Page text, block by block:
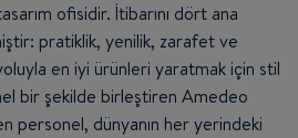
ofisidir. İtibarını dört ana
pratiklik, yenilik, zarafet ve
en iyi ürünleri yaratmak için stil
bir şekilde birleştiren Amedeo
personel, dünyanın her yerindeki